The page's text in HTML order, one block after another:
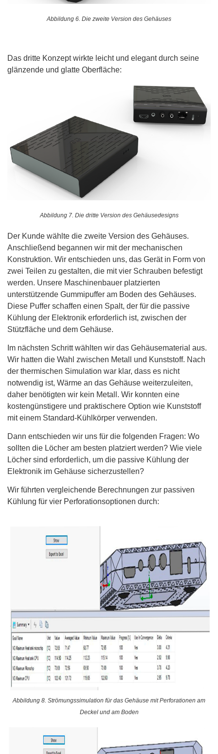
Abbildung 6. Die zweite Version des Gehäuses
Das dritte Konzept wirkte leicht und elegant durch seine
glänzende und glatte Oberfläche:
Abbildung 7. Die dritte Version des Gehäusedesigns
Der Kunde wählte die zweite Version des Gehäuses.
Anschließend begannen wir mit der mechanischen
Konstruktion. Wir entschieden uns, das Gerät in Form von
zwei Teilen zu gestalten, die mit vier Schrauben befestigt
werden. Unsere Maschinenbauer platzierten
unterstützende Gummipuffer am Boden des Gehäuses.
Diese Puffer schaffen einen Spalt, der für die passive
Kühlung der Elektronik erforderlich ist, zwischen der
Stützfläche und dem Gehäuse.
Im nächsten Schritt wählten wir das Gehäusematerial aus.
Wir hatten die Wahl zwischen Metall und Kunststoff. Nach
der thermischen Simulation war klar, dass es nicht
notwendig ist, Wärme an das Gehäuse weiterzuleiten,
daher benötigten wir kein Metall. Wir konnten eine
kostengünstigere und praktischere Option wie Kunststoff
mit einem Standard-Kühlkörper verwenden.
Dann entschieden wir uns für die folgenden Fragen: Wo
sollten die Löcher am besten platziert werden? Wie viele
Löcher sind erforderlich, um die passive Kühlung der
Elektronik im Gehäuse sicherzustellen?
Wir führten vergleichende Berechnungen zur passiven
Kühlung für vier Perforationsoptionen durch:
Abbildung 8. Strömungssimulation für das Gehäuse mit Perforationen am
Deckel und am Boden